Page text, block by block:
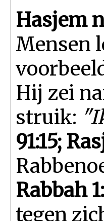
Hasjem
Mensen
Hij zei
struik:
91:15;
Rabbah
tegen